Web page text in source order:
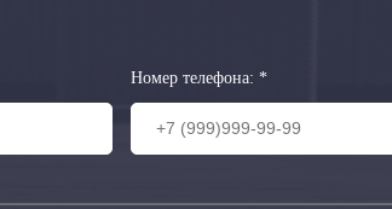
Номер телефона: *